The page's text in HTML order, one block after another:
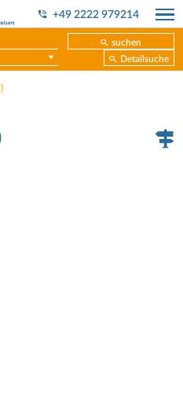
+49 2222 979214
suchen
Detailsuche